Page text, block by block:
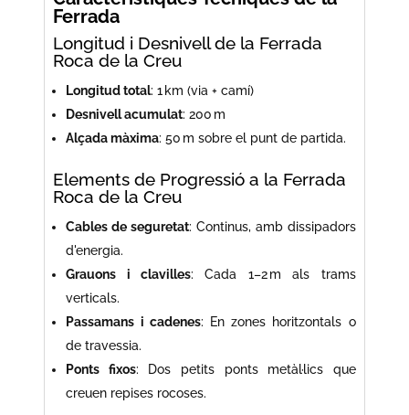
Ferrada
Longitud i Desnivell de la Ferrada
Roca de la Creu
Longitud total: 1 km (via + camí)
Desnivell acumulat: 200 m
Alçada màxima: 50 m sobre el punt de partida.
Elements de Progressió a la Ferrada
Roca de la Creu
Cables de seguretat: Continus, amb dissipadors
d'energia.
Grauons i clavilles: Cada 1–2 m als trams
verticals.
Passamans i cadenes: En zones horitzontals o
de travessia.
Ponts fixos: Dos petits ponts metàl·lics que
creuen repises rocoses.